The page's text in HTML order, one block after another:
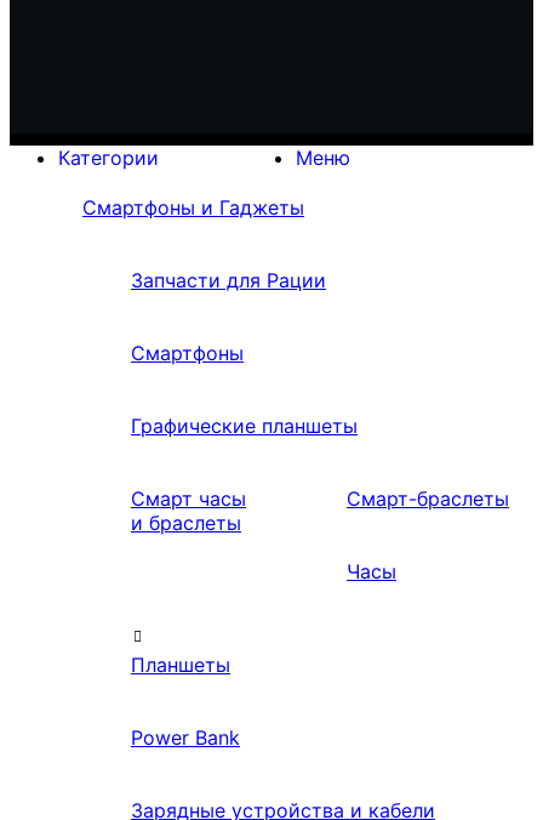
Меню
Категории
Смартфоны и Гаджеты
Запчасти для Рации
Смартфоны
Графические планшеты
Смарт часы
и браслеты
Смарт-браслеты
Часы
Планшеты
Power Bank
Зарядные устройства и кабели